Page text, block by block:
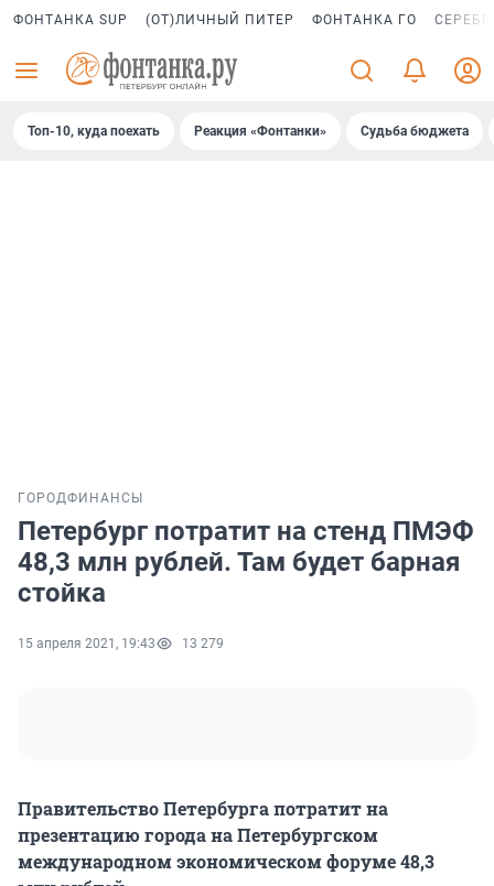
ФОНТАНКА SUP (ОТ)ЛИЧНЫЙ ПИТЕР ФОНТАНКА ГО
Топ-10, куда поехать Реакция «Фонтанки» Судьба бюджета
ГОРОДФИНАНСЫ
Петербург потратит на стенд ПМЭФ
48,3 млн рублей. Там будет барная
стойка
15 апреля 2021, 19:43 13 279
Правительство Петербурга потратит на
презентацию города на Петербургском
международном экономическом форуме 48,3